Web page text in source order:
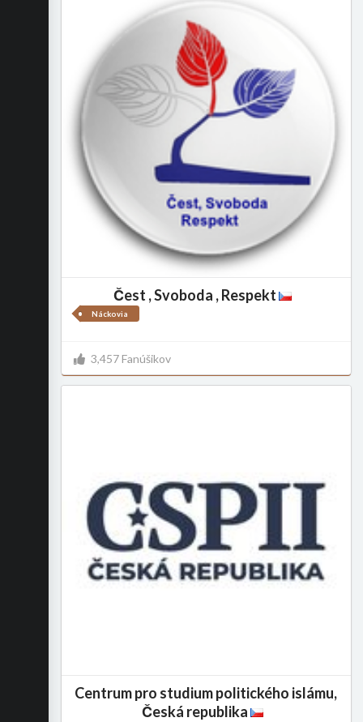
Čest , Svoboda , Respekt
Náckovia
3,457 Fanúšikov
Centrum pro studium politického islámu,
Česká republika